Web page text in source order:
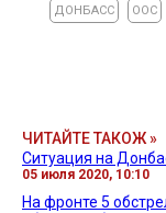
ДОНБАСС ООС
ЧИТАЙТЕ ТАКОЖ »
Ситуация на
05 июля 2020, 10:10
На фронте 5